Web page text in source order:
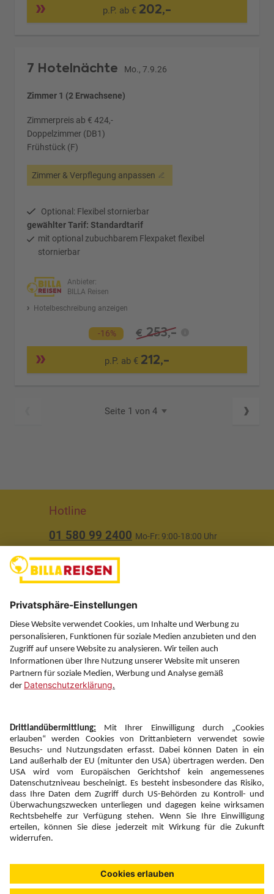
p.P. ab € 202,-
7 Hotelnächte Mo., 7.9.26
Zimmer 1 (2 Erwachsene)
Zimmerpreis ab € 424,-
Doppelzimmer (DB1)
Frühstück (F)
Zimmer & Verpflegung anpassen
Optional: Flexibel stornierbar
gewählter Tarif: Standardtarif
mit optional zubuchbarem Flexpaket flexibel
stornierbar
Anbieter:
BILLA Reisen
Hotelbeschreibung anzeigen
-16% € 253,-
p.P. ab € 212,-
Seite 1 von 4
Hotline
01 580 99 2400 Mo-Fr: 9:00-18:00 Uhr
Über uns
Service
Information
Folgen Sie uns auf
Newsletter:
Anmelden
Fairness und
Unsere Inhalte: Standards und
Meldung